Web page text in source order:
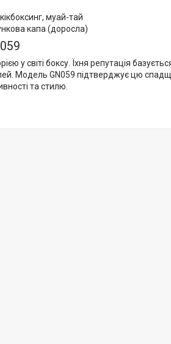
муай-тай
капа (доросла)
у світі боксу. Їхня репутація
Модель GN059 підтверджує цю
та стилю.